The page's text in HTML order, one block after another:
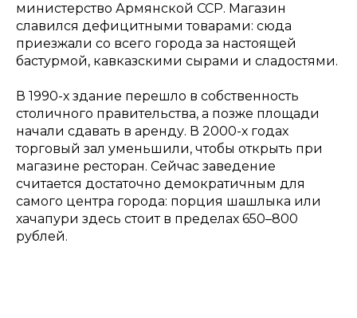
министерство Армянской ССР. Магазин
славился дефицитными товарами: сюда
приезжали со всего города за настоящей
бастурмой, кавказскими сырами и сладостями.
В 1990-х здание перешло в собственность
столичного правительства, а позже площади
начали сдавать в аренду. В 2000-х годах
торговый зал уменьшили, чтобы открыть при
магазине ресторан. Сейчас заведение
считается достаточно демократичным для
самого центра города: порция шашлыка или
хачапури здесь стоит в пределах 650–800
рублей.